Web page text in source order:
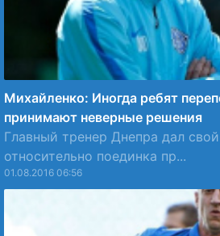
Михайленко: Иногда ребят
принимают неверные решения
Главный тренер Днепра дал
относительно поединка пр...
01.08.2016 06:56